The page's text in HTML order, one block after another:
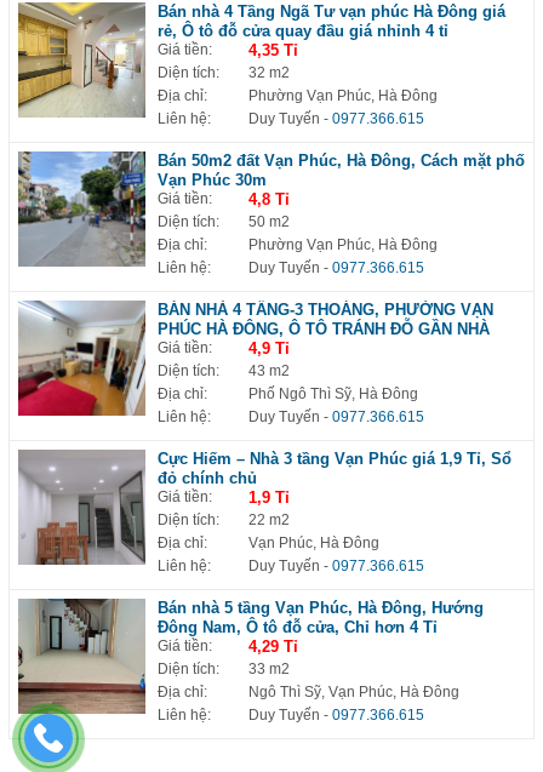
Bán nhà 4 Tầng Ngã Tư vạn phúc Hà Đông giá
rẻ, Ô tô đỗ cửa quay đầu giá nhỉnh 4 tỉ
Giá tiền: 4,35 Tỉ
Diện tích:
32 m2
Địa chỉ:
Phường Vạn Phúc, Hà Đông
Liên hệ:
Duy Tuyến -0977.366.615
Bán 50m2 đất Vạn Phúc, Hà Đông, Cách mặt phố
Vạn Phúc 30m
Giá tiền: 4,8 Tỉ
Diện tích:
50 m2
Địa chỉ:
Phường Vạn Phúc, Hà Đông
Liên hệ:
Duy Tuyến -0977.366.615
BÁN NHÀ 4 TẦNG-3 THOÁNG, PHƯỜNG VẠN
PHÚC HÀ ĐÔNG, Ô TÔ TRÁNH ĐỖ GẦN NHÀ
Giá tiền: 4,9 Tỉ
Diện tích:
43 m2
Địa chỉ:
Phố Ngô Thì Sỹ, Hà Đông
Liên hệ:
Duy Tuyến -0977.366.615
Cực Hiếm – Nhà 3 tầng Vạn Phúc giá 1,9 Tỉ, Sổ
đỏ chính chủ
Giá tiền: 1,9 Tỉ
Diện tích:
22 m2
Địa chỉ:
Vạn Phúc, Hà Đông
Liên hệ:
Duy Tuyến -0977.366.615
Bán nhà 5 tầng Vạn Phúc, Hà Đông, Hướng
Đông Nam, Ô tô đỗ cửa, Chỉ hơn 4 Tỉ
Giá tiền: 4,29 Tỉ
Diện tích:
33 m2
Địa chỉ:
Ngô Thì Sỹ, Vạn Phúc, Hà Đông
Liên hệ:
Duy Tuyến -0977.366.615